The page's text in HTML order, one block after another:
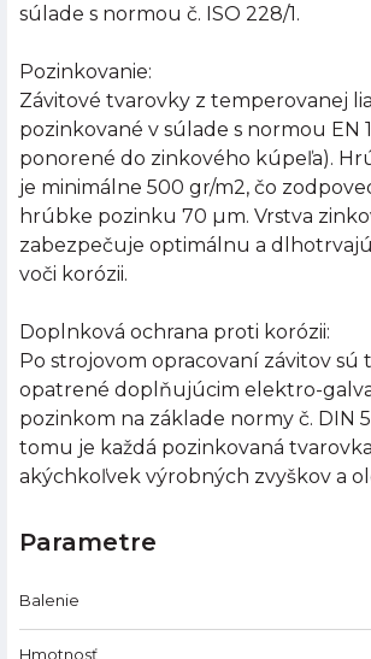
súlade s normou č. ISO 228/1.
Pozinkovanie:
Závitové tvarovky z temperovanej
pozinkované v súlade s normou EN
ponorené do zinkového kúpeľa).
je minimálne 500 gr/m2, čo
hrúbke pozinku 70 µm. Vrstva
zabezpečuje optimálnu a
voči korózii.
Doplnková ochrana proti korózii:
Po strojovom opracovaní závitov sú
opatrené doplňujúcim elektro-
pozinkom na základe normy č. DIN
tomu je každá pozinkovaná
akýchkoľvek výrobných zvyškov a
Parametre
Balenie
Hmotnosť